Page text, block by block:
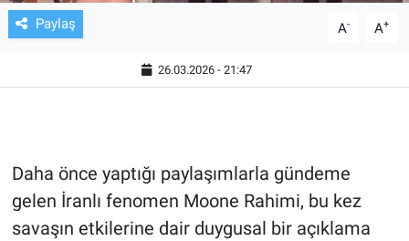
Paylaş A- A+
26.03.2026 - 21:47
Daha önce yaptığı paylaşımlarla gündeme
gelen İranlı fenomen Moone Rahimi, bu kez
savaşın etkilerine dair duygusal bir açıklama
KÜLTÜR SANAT
EĞİTİM
ÇEVRE